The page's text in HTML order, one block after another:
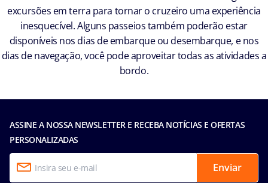
excursões em terra para tornar o cruzeiro uma experiência
inesquecível. Alguns passeios também poderão estar
disponíveis nos dias de embarque ou desembarque, e nos
dias de navegação, você pode aproveitar todas as atividades a
bordo.
ASSINE A NOSSA NEWSLETTER E RECEBA NOTÍCIAS E OFERTAS
PERSONALIZADAS
Enviar